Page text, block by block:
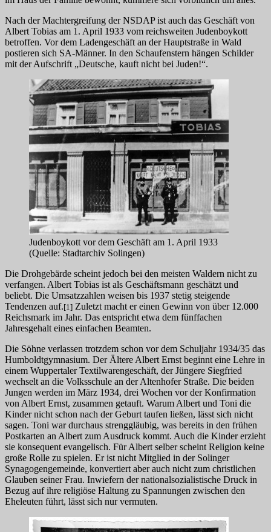
Nach der Machtergreifung der NSDAP ist auch das Geschäft von
Albert Tobias am 1. April 1933 vom reichsweiten Judenboykott
betroffen. Vor dem Ladengeschäft an der Hauptstraße in Wald
postieren sich SA-Männer. In den Schaufenstern hängen Schilder
mit der Aufschrift „Deutsche, kauft nicht bei Juden!“.
Judenboykott vor dem Geschäft am 1. April 1933
(Quelle: Stadtarchiv Solingen)
Die Drohgebärde scheint jedoch bei den meisten Waldern nicht zu
verfangen. Albert Tobias ist als Geschäftsmann geschätzt und
beliebt. Die Umsatzzahlen weisen bis 1937 stetig steigende
Tendenzen auf.[1] Zuletzt macht er einen Gewinn von über 12.000
Reichsmark im Jahr. Das entspricht etwa dem fünffachen
Jahresgehalt eines einfachen Beamten.
Die Söhne verlassen trotzdem schon vor dem Schuljahr 1934/35 das
Humboldtgymnasium. Der Ältere Albert Ernst beginnt eine Lehre in
einem Wuppertaler Textilwarengeschäft, der Jüngere Siegfried
wechselt an die Volksschule an der Altenhofer Straße. Die beiden
Jungen werden im März 1934, drei Wochen vor der Konfirmation
von Albert Ernst, zusammen getauft. Warum Albert und Toni die
Kinder nicht schon nach der Geburt taufen ließen, lässt sich nicht
sagen. Toni war durchaus strenggläubig, was bereits in den frühen
Postkarten an Albert zum Ausdruck kommt. Auch die Kinder erzieht
sie konsequent evangelisch. Für Albert selber scheint Religion keine
große Rolle zu spielen. Er ist nicht Mitglied in der Solinger
Synagogengemeinde, konvertiert aber auch nicht zum christlichen
Glauben seiner Frau. Inwiefern der nationalsozialistische Druck in
Bezug auf ihre religiöse Haltung zu Spannungen zwischen den
Eheleuten führt, lässt sich nur vermuten.